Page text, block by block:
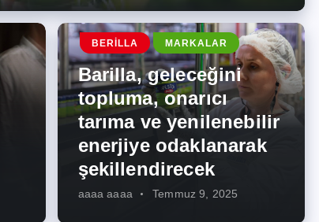
BERILLA MARKALAR
Barilla, geleceğini
topluma, onarıcı
tarıma ve yenilenebilir
enerjiye odaklanarak
şekillendirecek
aaaa aaaa Temmuz 9, 2025